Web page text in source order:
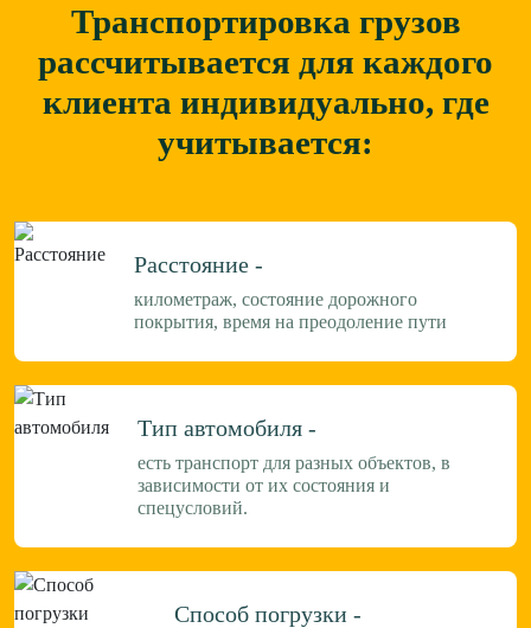
Транспортировка грузов
рассчитывается для каждого
клиента индивидуально, где
учитывается:
Расстояние -
километраж, состояние дорожного
покрытия, время на преодоление пути
Тип автомобиля -
есть транспорт для разных объектов, в
зависимости от их состояния и
спецусловий.
Способ погрузки -